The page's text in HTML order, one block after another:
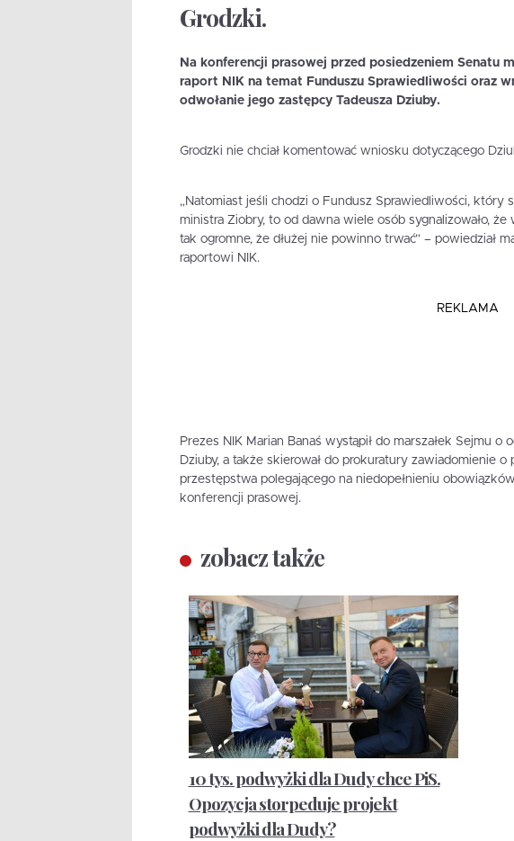
Grodzki.
Na konferencji prasowej przed posiedzeniem Senatu
raport NIK na temat Funduszu Sprawiedliwości oraz
odwołanie jego zastępcy Tadeusza Dziuby.
Grodzki nie chciał komentować wniosku dotyczącego
„Natomiast jeśli chodzi o Fundusz Sprawiedliwości, który
ministra Ziobry, to od dawna wiele osób sygnalizowało,
tak ogromne, że dłużej nie powinno trwać” – powiedział
raportowi NIK.
REKLAMA
Prezes NIK Marian Banaś wystąpił do marszałek Sejmu o
Dziuby, a także skierował do prokuratury zawiadomienie
przestępstwa polegającego na niedopełnieniu
konferencji prasowej.
zobacz także
10 tys. podwyżki dla Dudy chce PiS.
Opozycja storpeduje projekt
podwyżki dla Dudy?